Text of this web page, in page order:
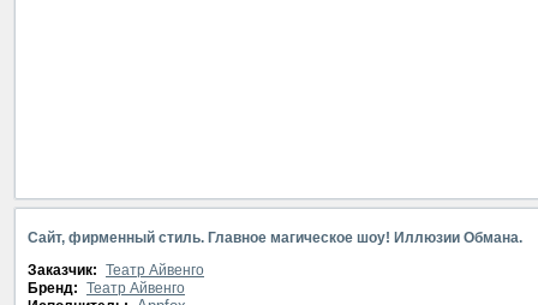
Сайт, фирменный стиль. Главное магическое шоу! Иллюзии Обмана.
Заказчик: Театр Айвенго
Бренд: Театр Айвенго